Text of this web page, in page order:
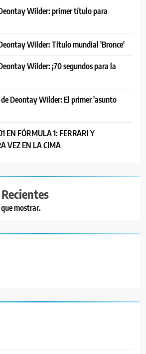
Wilder: primer título para
Wilder: Título mundial 'Bronce'
Wilder: ¡70 segundos para la
de Deontay Wilder: El primer 'asunto
EN FÓRMULA 1: FERRARI Y
VEZ EN LA CIMA
mostrar.